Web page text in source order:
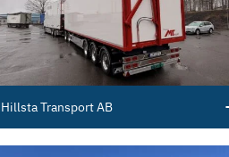
Hillsta Transport AB